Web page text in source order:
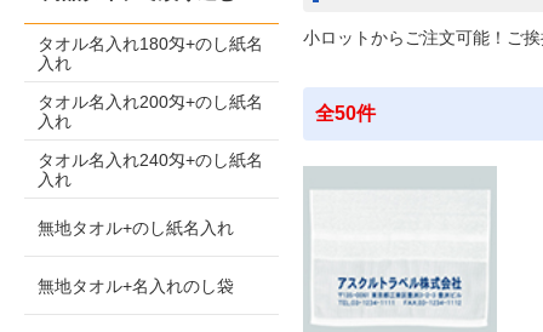
小ロットからご注文可能！ご
全50件
タオル名入れ180匁+のし紙名
入れ
タオル名入れ200匁+のし紙名
入れ
タオル名入れ240匁+のし紙名
入れ
無地タオル+のし紙名入れ
無地タオル+名入れのし袋